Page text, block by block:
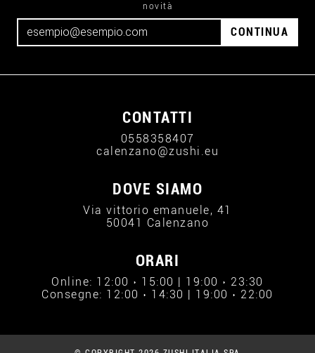
novità
CONTINUA
CONTATTI
0558358407
calenzano@zushi.eu
DOVE SIAMO
Via vittorio emanuele, 41
50041 Calenzano
ORARI
Online: 12:00 › 15:00 | 19:00 › 23:30
Consegne: 12:00 › 14:30 | 19:00 › 22:00